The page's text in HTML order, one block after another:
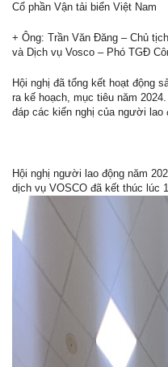
Cổ phần Vận tải biển Việt Nam
+ Ông: Trần Văn Đăng – Chủ
và Dịch vụ Vosco – Phó TGĐ
Hội nghị đã tổng kết hoạt động
ra kế hoạch, mục tiêu năm
đáp các kiến nghị của người lao
Hội nghị người lao động năm
dịch vụ VOSCO đã kết thúc lúc